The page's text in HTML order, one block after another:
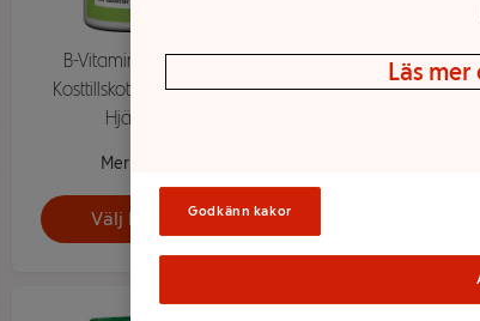
B-Vitaminer Forte
Kosttillskott 100st ICA
Hjärtat
Mer info
Välj butik
Vitamin B12 + Folsyra
Citronsmak 100-p
Läs mer
Godkänn kakor